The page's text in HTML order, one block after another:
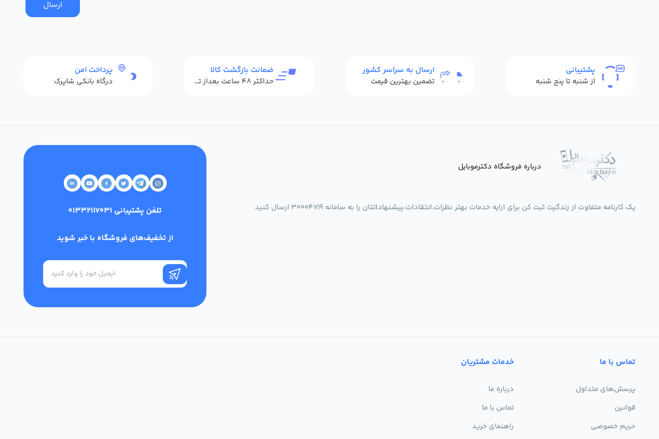
ارسال
پشتیبانی
از شنبه تا پنج شنبه
ارسال به سراسر کشور
تضمین بهترین قیمت
ضمانت بازگشت کالا
حداکثر 48 ساعت بعداز تحویل
پرداخت امن
درگاه بانکی شاپرک
درباره فروشگاه دکترموبایل
یک کارنامه متفاوت از زندگیت ثبت کن برای ارایه خدمات بهتر نظرات،انتقادات،پیشنهاداتتان را به سامانه 30004719 ارسال کنید تلفن پشتیبانی 01332117031
از تخفیف‌های فروشگاه با خبر شوید
تماس با ما
پرسش‌های متداول
قوانین
حریم خصوصی
خدمات مشتریان
درباره ما
تماس با ما
راهنمای خرید